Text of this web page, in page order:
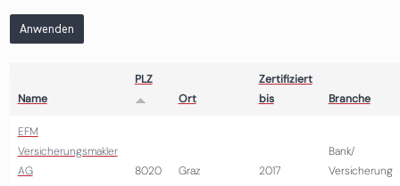
Anwenden
Name
PLZ
Ort
Zertifiziert
bis
Branche
EFM
Versicherungsmakler
AG
8020 Graz 2017
Bank/
Versicherung